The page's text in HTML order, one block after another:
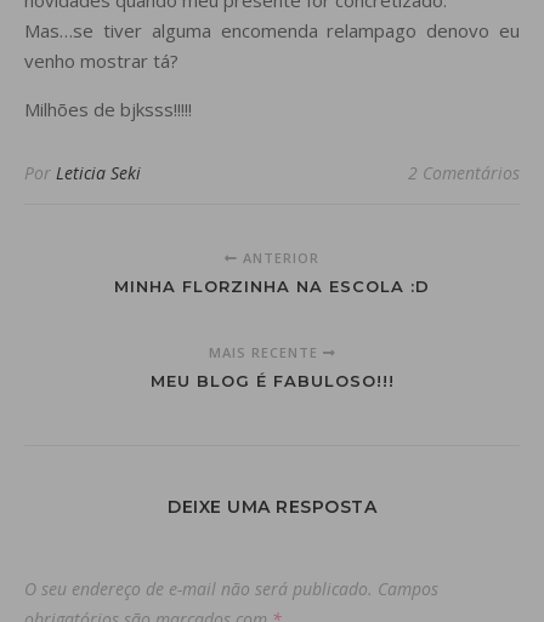
Mas…se tiver alguma encomenda relampago denovo eu
venho mostrar tá?
Milhões de bjksss!!!!!
Por Leticia Seki 2 Comentários
ANTERIOR
MINHA FLORZINHA NA ESCOLA :D
MAIS RECENTE
MEU BLOG É FABULOSO!!!
DEIXE UMA RESPOSTA
O seu endereço de e-mail não será publicado. Campos